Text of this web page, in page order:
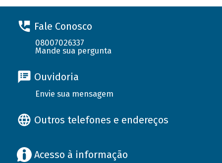
Fale Conosco
08007026337
Mande sua pergunta
Ouvidoria
Envie sua mensagem
Outros telefones e endereços
Acesso à informação